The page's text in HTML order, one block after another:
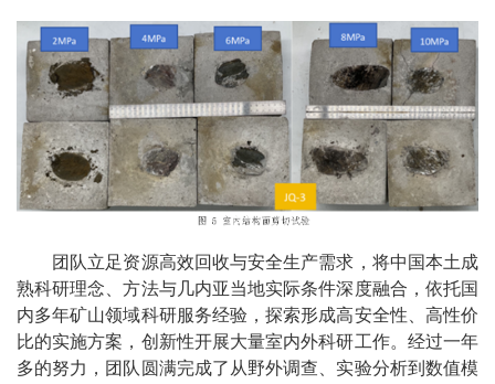
团队立足资源高效回收与安全生产需求，将中国本土成
熟科研理念、方法与几内亚当地实际条件深度融合，依托国
内多年矿山领域科研服务经验，探索形成高安全性、高性价
比的实施方案，创新性开展大量室内外科研工作。经过一年
多的努力，团队圆满完成了从野外调查、实验分析到数值模